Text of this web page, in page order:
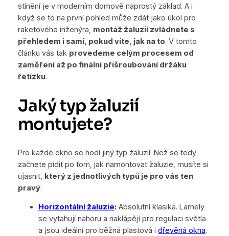
stínění je v moderním domově naprostý základ. A i
když se to na první pohled může zdát jako úkol pro
raketového inženýra, montáž žaluzií zvládnete s
přehledem i sami, pokud víte, jak na to. V tomto
článku vás tak provedeme celým procesem od
zaměření až po finální přišroubování držáku
řetízku.
Jaký typ žaluzií
montujete?
Pro každé okno se hodí jiný typ žaluzií. Než se tedy
začnete pídit po tom, jak namontovat žaluzie, musíte si
ujasnit, který z jednotlivých typů je pro vás ten
pravý:
Horizontální žaluzie:Absolutní klasika. Lamely
se vytahují nahoru a naklápějí pro regulaci světla
a jsou ideální pro běžná plastová i dřevěná okna.